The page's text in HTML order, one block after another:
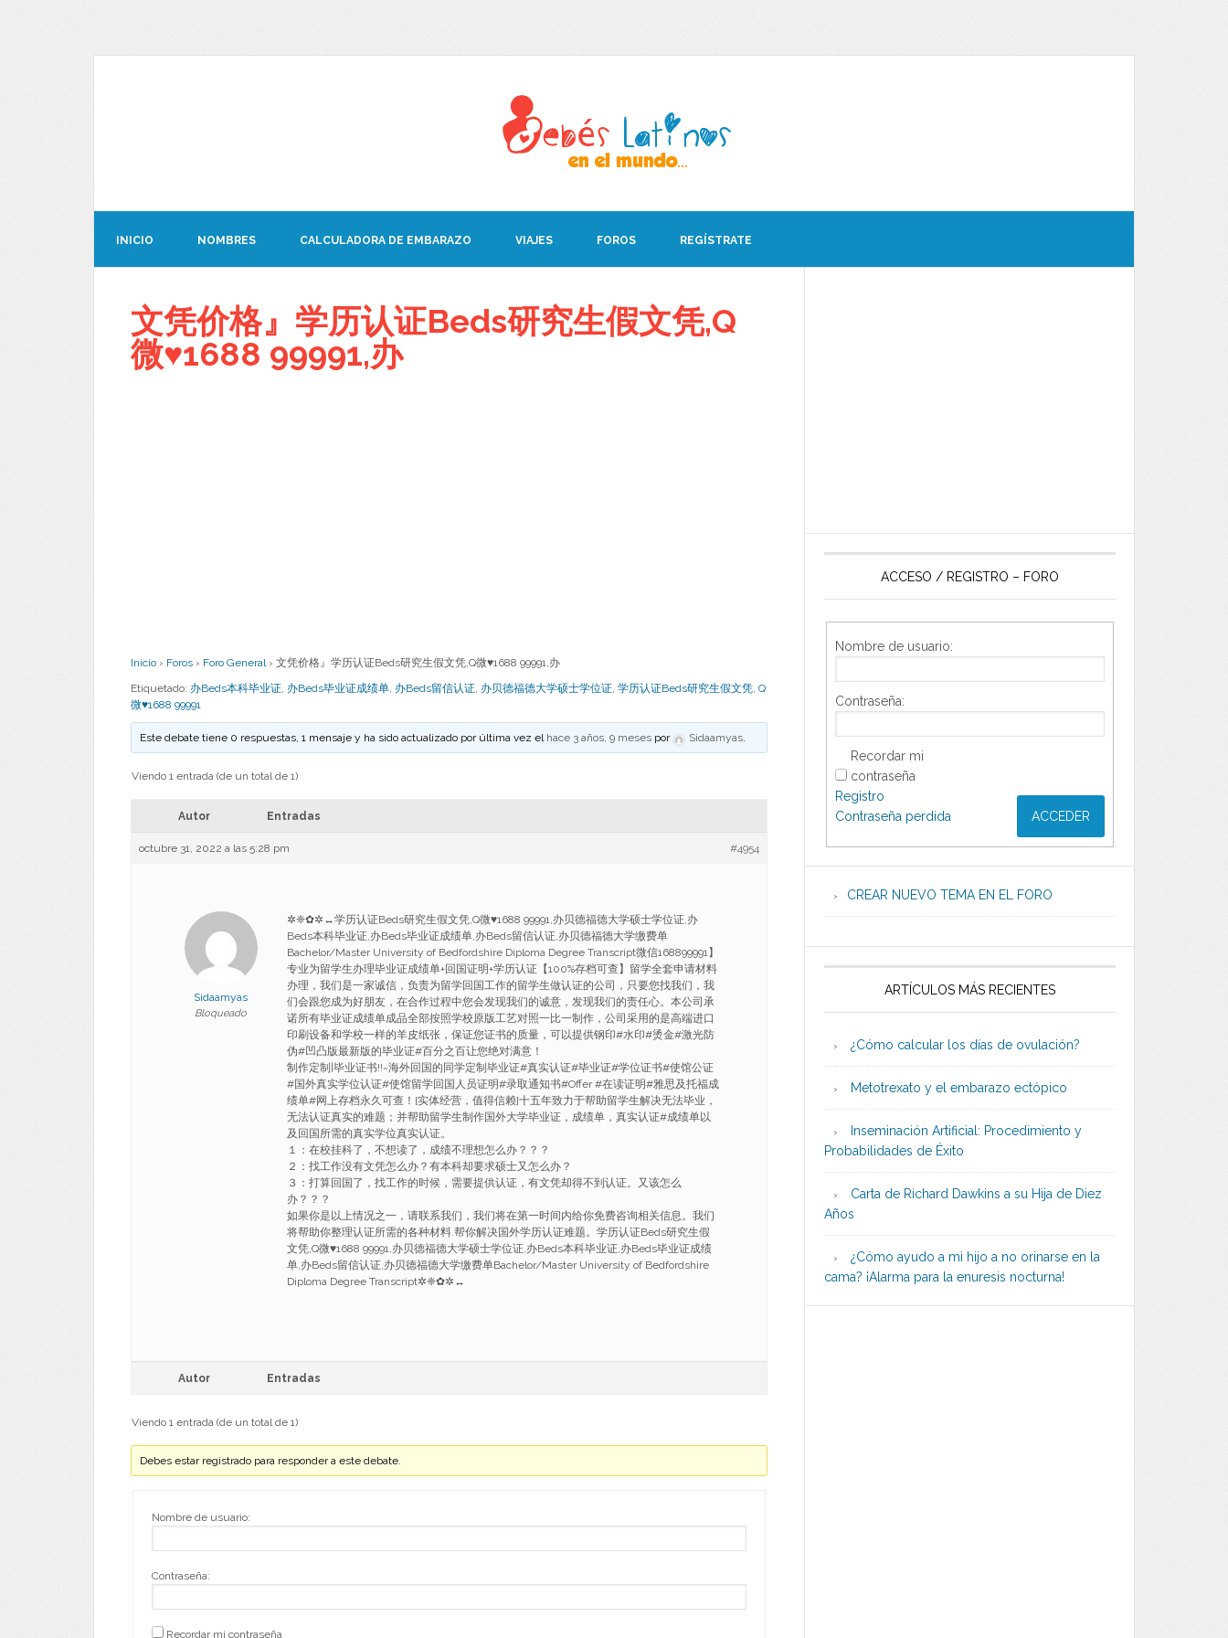
INICIO NOMBRES CALCULADORA DE EMBARAZO VIAJES FOROS REGÍSTRATE
文凭价格』学历认证Beds研究生假文凭,Q
微♥1688 99991,办
Inicio › Foros › Foro General › 文凭价格』学历认证Beds研究生假文凭,Q微♥1688 99991,办
Etiquetado: 办Beds本科毕业证, 办Beds毕业证成绩单, 办Beds留信认证, 办贝德福德大学硕士学位证, 学历认证Beds研究生假文凭, Q
微♥1688 99991
Este debate tiene 0 respuestas, 1 mensaje y ha sido actualizado por última vez el hace 3 años, 9 meses por Sidaamyas.
Viendo 1 entrada (de un total de 1)
Autor Entradas
octubre 31, 2022 a las 5:28 pm #4954
Sidaamyas
Bloqueado
✲❈✿✲↔学历认证Beds研究生假文凭,Q微♥1688 99991,办贝德福德大学硕士学位证,办
Beds本科毕业证,办Beds毕业证成绩单,办Beds留信认证,办贝德福德大学缴费单
Bachelor/Master University of Bedfordshire Diploma Degree Transcript微信168899991】
专业为留学生办理毕业证成绩单+回国证明+学历认证【100%存档可查】留学全套申请材料
办理，我们是一家诚信，负责为留学回国工作的留学生做认证的公司，只要您找我们，我
们会跟您成为好朋友，在合作过程中您会发现我们的诚意，发现我们的责任心。本公司承
诺所有毕业证成绩单成品全部按照学校原版工艺对照一比一制作，公司采用的是高端进口
印刷设备和学校一样的羊皮纸张，保证您证书的质量，可以提供钢印#水印#烫金#激光防
伪#凹凸版最新版的毕业证#百分之百让您绝对满意！
制作定制|毕业证书!!~海外回国的同学定制毕业证#真实认证#毕业证#学位证书#使馆公证
#国外真实学位认证#使馆留学回国人员证明#录取通知书#Offer #在读证明#雅思及托福成
绩单#网上存档永久可查！[实体经营，值得信赖]十五年致力于帮助留学生解决无法毕业，
无法认证真实的难题；并帮助留学生制作国外大学毕业证，成绩单，真实认证#成绩单以
及回国所需的真实学位真实认证。
１：在校挂科了，不想读了，成绩不理想怎么办？？？
２：找工作没有文凭怎么办？有本科却要求硕士又怎么办？
３：打算回国了，找工作的时候，需要提供认证，有文凭却得不到认证。又该怎么
办？？？
如果你是以上情况之一，请联系我们，我们将在第一时间内给你免费咨询相关信息。我们
将帮助你整理认证所需的各种材料.帮你解决国外学历认证难题。学历认证Beds研究生假
文凭,Q微♥1688 99991,办贝德福德大学硕士学位证,办Beds本科毕业证,办Beds毕业证成绩
单,办Beds留信认证,办贝德福德大学缴费单Bachelor/Master University of Bedfordshire
Diploma Degree Transcript✲❈✿✲↔
Autor Entradas
Viendo 1 entrada (de un total de 1)
Debes estar registrado para responder a este debate.
Nombre de usuario:
Contraseña:
Recordar mi contraseña
ACCESO / REGISTRO – FORO
Nombre de usuario:
Contraseña:
Recordar mi
contraseña
ACCEDER
Registro
Contraseña perdida
CREAR NUEVO TEMA EN EL FORO
ARTÍCULOS MÁS RECIENTES
¿Cómo calcular los días de ovulación?
Metotrexato y el embarazo ectópico
Inseminación Artificial: Procedimiento y
Probabilidades de Éxito
Carta de Richard Dawkins a su Hija de Diez
Años
¿Cómo ayudo a mi hijo a no orinarse en la
cama? ¡Alarma para la enuresis nocturna!